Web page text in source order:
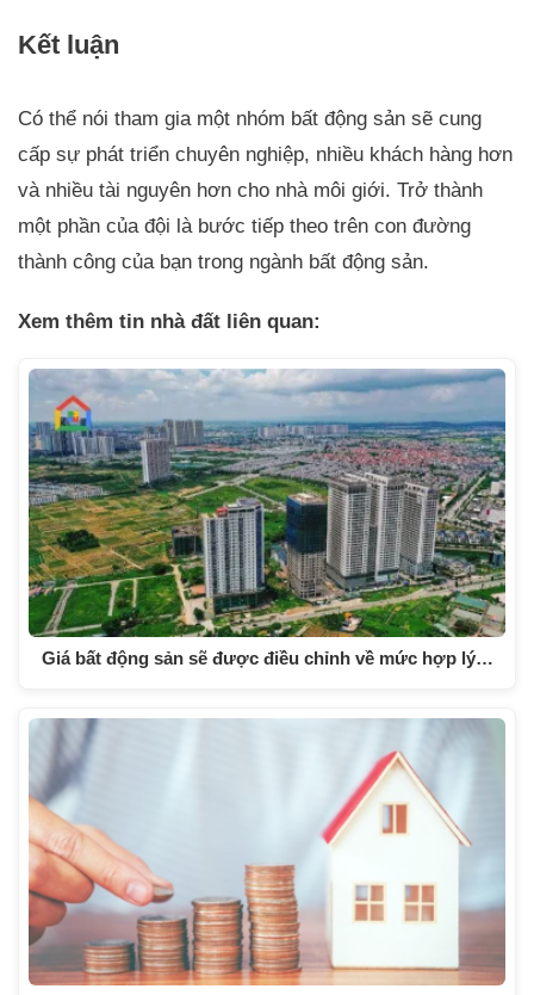
Kết luận
Có thể nói tham gia một nhóm bất động sản sẽ cung
cấp sự phát triển chuyên nghiệp, nhiều khách hàng hơn
và nhiều tài nguyên hơn cho nhà môi giới. Trở thành
một phần của đội là bước tiếp theo trên con đường
thành công của bạn trong ngành bất động sản.
Xem thêm tin nhà đất liên quan:
Giá bất động sản sẽ được điều chỉnh về mức hợp lý…